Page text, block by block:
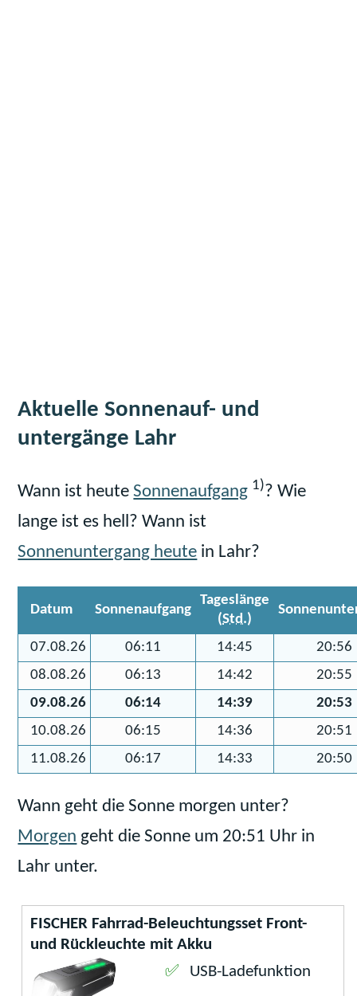
Aktuelle Sonnenauf- und
untergänge Lahr
Wann ist heuteSonnenaufgang 1)? Wie
lange ist es hell? Wann ist
Sonnenuntergang heute in Lahr?
Datum Sonnenaufgang
Tageslänge
(Std.)
07.08.26 06:11 14:45
20:56
08.08.26
06:13 14:42
20:55
09.08.26
06:14 14:39
20:53
10.08.26
06:15 14:36
20:51
11.08.26
06:17 14:33 20:50
Wann geht die Sonne morgen unter?
Morgen geht die Sonne um 20:51 Uhr in
Lahr unter.
FISCHER Fahrrad-Beleuchtungsset Front-
und Rückleuchte mit Akku
USB-Ladefunktion